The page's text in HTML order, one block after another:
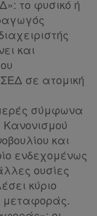
το φυσικό ή
και
σε ατομική
σύμφωνα
και
ενδεχομένως
ουσίες
κύριο
μεταφοράς.